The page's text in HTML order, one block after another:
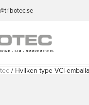
/ Hvilken type VCI-